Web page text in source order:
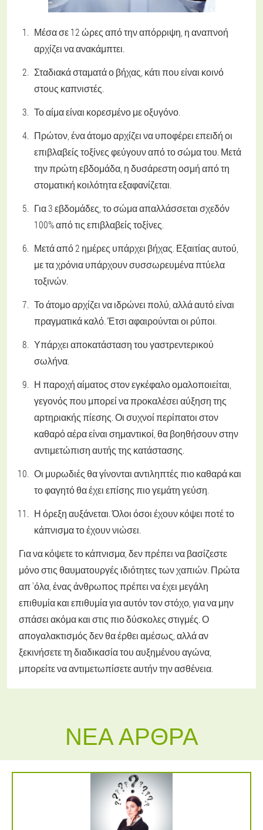
Μέσα σε 12 ώρες από την απόρριψη, η αναπνοή
αρχίζει να ανακάμπτει.
Σταδιακά σταματά ο βήχας, κάτι που είναι κοινό
στους καπνιστές.
Το αίμα είναι κορεσμένο με οξυγόνο.
Πρώτον, ένα άτομο αρχίζει να υποφέρει επειδή οι
επιβλαβείς τοξίνες φεύγουν από το σώμα του. Μετά
την πρώτη εβδομάδα, η δυσάρεστη οσμή από τη
στοματική κοιλότητα εξαφανίζεται.
Για 3 εβδομάδες, το σώμα απαλλάσσεται σχεδόν
100% από τις επιβλαβείς τοξίνες.
Μετά από 2 ημέρες υπάρχει βήχας. Εξαιτίας αυτού,
με τα χρόνια υπάρχουν συσσωρευμένα πτύελα
τοξινών.
Το άτομο αρχίζει να ιδρώνει πολύ, αλλά αυτό είναι
πραγματικά καλό. Έτσι αφαιρούνται οι ρύποι.
Υπάρχει αποκατάσταση του γαστρεντερικού
σωλήνα.
Η παροχή αίματος στον εγκέφαλο ομαλοποιείται,
γεγονός που μπορεί να προκαλέσει αύξηση της
αρτηριακής πίεσης. Οι συχνοί περίπατοι στον
καθαρό αέρα είναι σημαντικοί, θα βοηθήσουν στην
αντιμετώπιση αυτής της κατάστασης.
Οι μυρωδιές θα γίνονται αντιληπτές πιο καθαρά και
το φαγητό θα έχει επίσης πιο γεμάτη γεύση.
Η όρεξη αυξάνεται. Όλοι όσοι έχουν κόψει ποτέ το
κάπνισμα το έχουν νιώσει.
Για να κόψετε το κάπνισμα, δεν πρέπει να βασίζεστε
μόνο στις θαυματουργές ιδιότητες των χαπιών. Πρώτα
απ 'όλα, ένας άνθρωπος πρέπει να έχει μεγάλη
επιθυμία και επιθυμία για αυτόν τον στόχο, για να μην
σπάσει ακόμα και στις πιο δύσκολες στιγμές. Ο
απογαλακτισμός δεν θα έρθει αμέσως, αλλά αν
ξεκινήσετε τη διαδικασία του αυξημένου αγώνα,
μπορείτε να αντιμετωπίσετε αυτήν την ασθένεια.
ΝΈΑ ΆΡΘΡΑ